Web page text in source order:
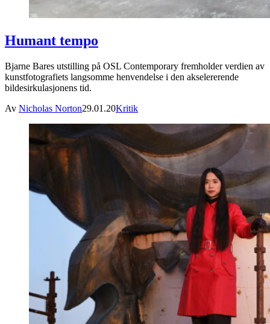
Humant tempo
Bjarne Bares utstilling på OSL Contemporary fremholder verdien av
kunstfotografiets langsomme henvendelse i den akselererende
bildesirkulasjonens tid.
Av Nicholas Norton29.01.20Kritik